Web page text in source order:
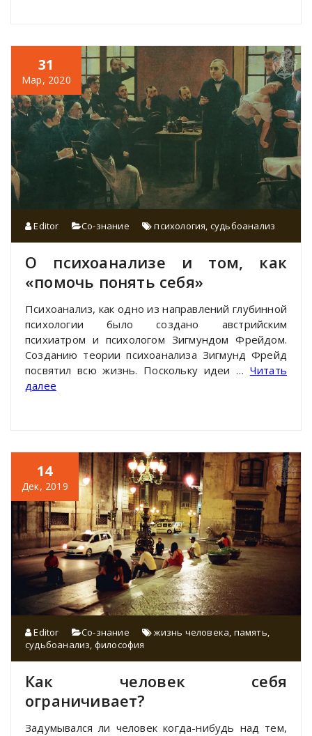
31
Мар, 2020
Editor Со-знание психология судьбоанализ
О психоанализе и том, как
«помочь понять себя»
Психоанализ, как одно из направлений глубинной
психологии было создано австрийским
психиатром и психологом Зигмундом Фрейдом.
Созданию теории психоанализа Зигмунд Фрейд
посвятил всю жизнь. Поскольку идеи … Читать
далее
14
Дек, 2019
Editor Со-знание жизнь человека память
судьбоанализ философия
Как человек себя
ограничивает?
Задумывался ли человек когда-нибудь над тем,